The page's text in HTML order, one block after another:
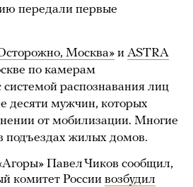
передали первые
Москва» и ASTRA
по камерам
распознавания лиц
десяти мужчин, которых
от мобилизации. Многие
подъездах жилых домов.
Павел Чиков сообщил,
комитет России возбудил